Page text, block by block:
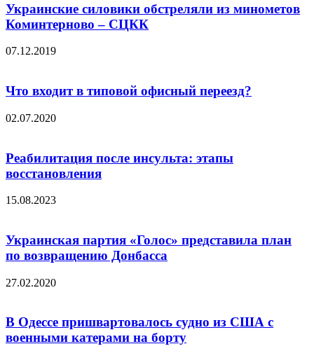
Украинские силовики обстреляли из минометов
Коминтерново – СЦКК
07.12.2019
Что входит в типовой офисный переезд?
02.07.2020
Реабилитация после инсульта: этапы
восстановления
15.08.2023
Украинская партия «Голос» представила план
по возвращению Донбасса
27.02.2020
В Одессе пришвартовалось судно из США с
военными катерами на борту